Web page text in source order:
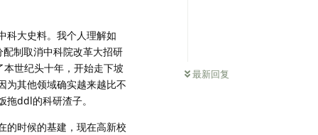
最新回复
科大史料。我个人理解如
制取消中科院改革大招研
世纪头十年，开始走下坡
为其他领域确实越来越比不
ddl的科研渣子。
的时候的基建，现在高新校